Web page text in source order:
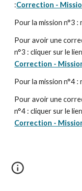
:Correction -
Pour la mission n°3
Pour avoir une
Correction -
Pour la mission n°4
Pour avoir une
Correction -